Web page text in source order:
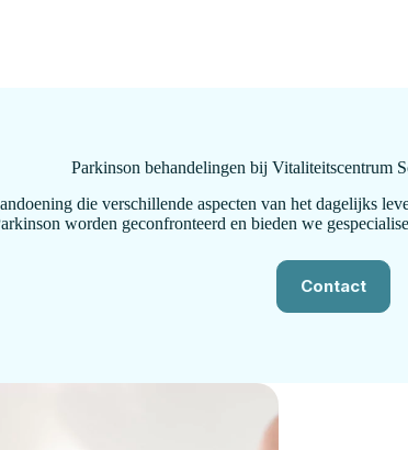
Parkinson behandelingen bij Vitaliteitscentrum
die verschillende aspecten van het dagelijks
worden geconfronteerd en bieden we
Contact